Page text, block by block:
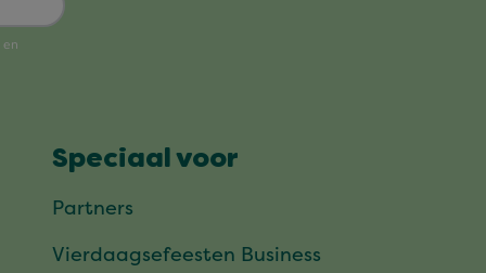
Speciaal voor
Partners
Vierdaagsefeesten Business